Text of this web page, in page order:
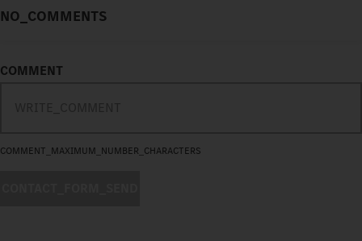
NO_COMMENTS
COMMENT
COMMENT_MAXIMUM_NUMBER_CHARACTERS